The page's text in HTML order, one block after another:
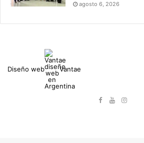
agosto 6, 2026
Diseño web Vantae